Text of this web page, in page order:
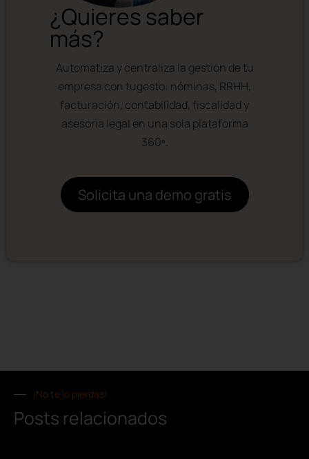
¿Quieres saber
más?
Automatiza y centraliza la gestión de tu
empresa con tugesto: nóminas, RRHH,
facturación, contabilidad, fiscalidad y
asesoría legal en una sola plataforma
360º.
Solicita una demo gratis
¡No te lo pierdas!
Posts relacionados